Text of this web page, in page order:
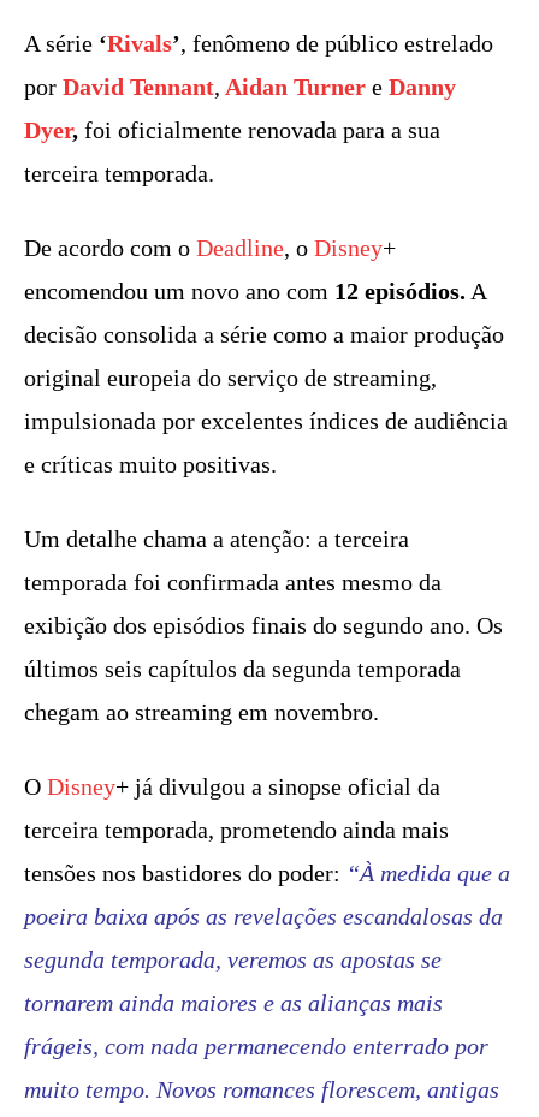
A série ‘Rivals’, fenômeno de público estrelado
por David Tennant, Aidan Turner e Danny
Dyer, foi oficialmente renovada para a sua
terceira temporada.
De acordo com o Deadline, o Disney+
encomendou um novo ano com 12 episódios. A
decisão consolida a série como a maior produção
original europeia do serviço de streaming,
impulsionada por excelentes índices de audiência
e críticas muito positivas.
Um detalhe chama a atenção: a terceira
temporada foi confirmada antes mesmo da
exibição dos episódios finais do segundo ano. Os
últimos seis capítulos da segunda temporada
chegam ao streaming em novembro.
O Disney+ já divulgou a sinopse oficial da
terceira temporada, prometendo ainda mais
tensões nos bastidores do poder: “À medida que a
poeira baixa após as revelações escandalosas da
segunda temporada, veremos as apostas se
tornarem ainda maiores e as alianças mais
frágeis, com nada permanecendo enterrado por
muito tempo. Novos romances florescem, antigas